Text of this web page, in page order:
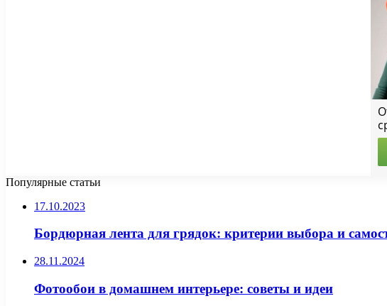
Популярные статьи
17.10.2023
Бордюрная лента для грядок: критерии выбора и
28.11.2024
Фотообои в домашнем интерьере: советы и идеи